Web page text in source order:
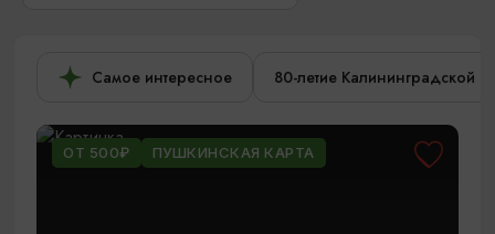
Самое интересное 80-летие Калининградской
ОТ 500₽ ПУШКИНСКАЯ КАРТА